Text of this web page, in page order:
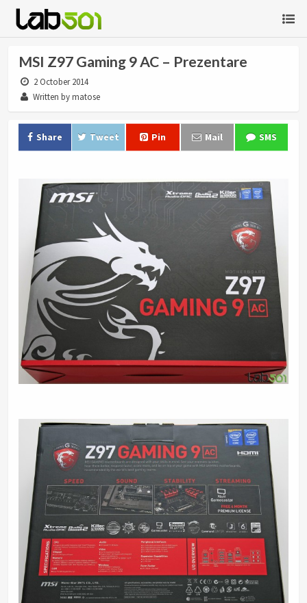
MSI Z97 Gaming 9 AC – Prezentare
2 October 2014
Written by matose
Share Tweet Pin Mail SMS